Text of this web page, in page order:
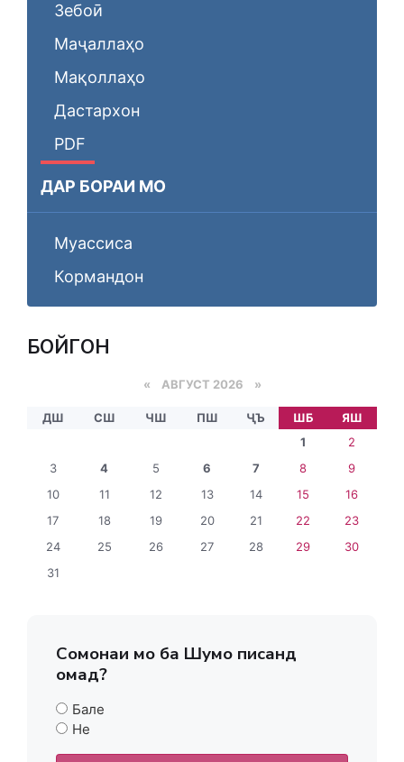
Зебоӣ
Маҷаллаҳо
Мақоллаҳо
Дастархон
PDF
ДАР БОРАИ МО
Муассиса
Кормандон
БОЙГОНӢ
« АВГУСТ 2026 »
ДШ СШ ЧШ ПШ ҶЪ ШБ
ЯШ
1
2
3
4 5 6 7 8
9
10
11 12 13 14 15
16
17
18 19 20 21 22
23
24
25 26 27 28 29
30
31
Сомонаи мо ба Шумо писанд
омад?
Бале
Не